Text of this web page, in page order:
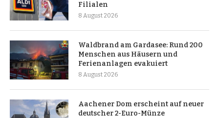
Filialen
8 August 2026
Waldbrand am Gardasee: Rund 200
Menschen aus Häusern und
Ferienanlagen evakuiert
8 August 2026
Aachener Dom erscheint auf neuer
deutscher 2-Euro-Münze